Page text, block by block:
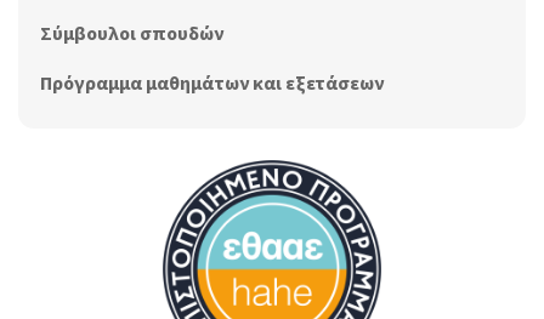
Σύμβουλοι σπουδών
Πρόγραμμα μαθημάτων και εξετάσεων